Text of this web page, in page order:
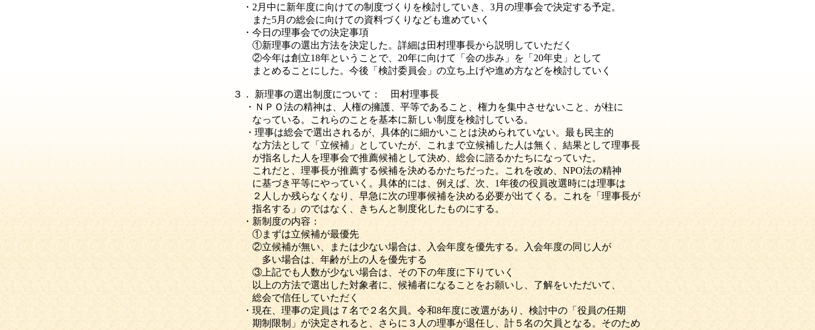
・2月中に新年度に向けての制度づくりを検討していき、3月の理事会で決定する予定。
また5月の総会に向けての資料づくりなども進めていく
・今日の理事会での決定事項
①新理事の選出方法を決定した。詳細は田村理事長から説明していただく
②今年は創立18年ということで、20年に向けて「会の歩み」を「20年史」として
まとめることにした。今後「検討委員会」の立ち上げや進め方などを検討していく
３．
新理事の選出制度について： 田村理事長
・ ＮＰＯ法の精神は、人権の擁護、平等であること、権力を集中させないこと、が柱に
なっている。これらのことを基本に新しい制度を検討している。
・理事は総会で選出されるが、具体的に細かいことは決められていない。 最も民主的
な方法として「立候補」としていたが、これまで立候補した人は無く、結果として理事長
が指名した人を理事会で推薦候補として決め、総会に諮るかたちになっていた。
これだと、理事長が推薦する候補を決めるかたちだった。これを改め、NPO法の精神
に基づき平等にやっていく。具体的には、例えば、次、1年後の役員改選時には理事は
２人しか残らなくなり、早急に次の理事候補を決める必要が出てくる。これを「理事長が
指名する」のではなく、きちんと制度化したものにする。
・新制度の内容：
①まずは立候補が最優先
②立候補が無い、または少ない場合は、入会年度を優先する。入会年度の同じ人が
多い場合は、年齢が上の人を優先する
③上記でも人数が少ない場合は、その下の年度に下りていく
以上の方法で選出した対象者に、候補者になることをお願いし、了解をいただいて、
総会で信任していただく
・現在、理事の定員は７名で２名欠員。令和8年度に改選があり、検討中の「役員の任期
期制限制」が決定されると、さらに３人の理事が退任し、計５名の欠員となる。そのため